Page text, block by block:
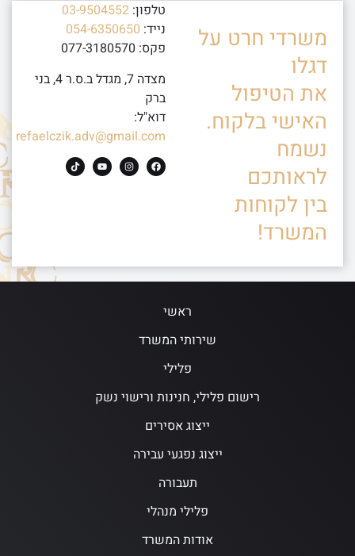
משרדי חרט על
דגלו
את הטיפול
האישי בלקוח.
נשמח
לראותכם
בין לקוחות
המשרד!
טלפון: 03-9504552
נייד: 054-6350650
פקס: 077-3180570
מצדה 7, מגדל ב.ס.ר 4, בני
ברק
דוא"ל:
refaelczik.adv@gmail.com
ראשי
שירותי המשרד
פלילי
רישום פלילי, חנינות ורישוי נשק
ייצוג אסירים
ייצוג נפגעי עבירה
תעבורה
פלילי מנהלי
אודות המשרד